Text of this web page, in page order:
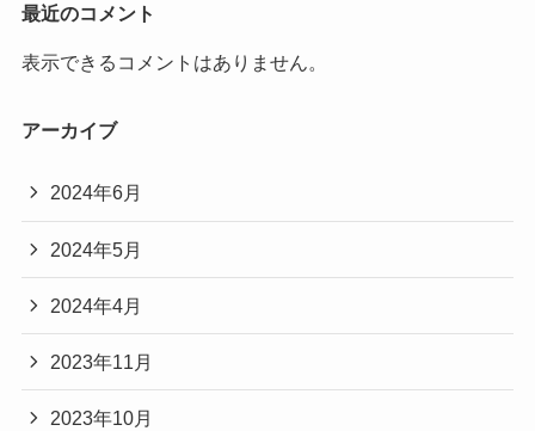
最近のコメント
表示できるコメントはありません。
アーカイブ
2024年6月
2024年5月
2024年4月
2023年11月
2023年10月